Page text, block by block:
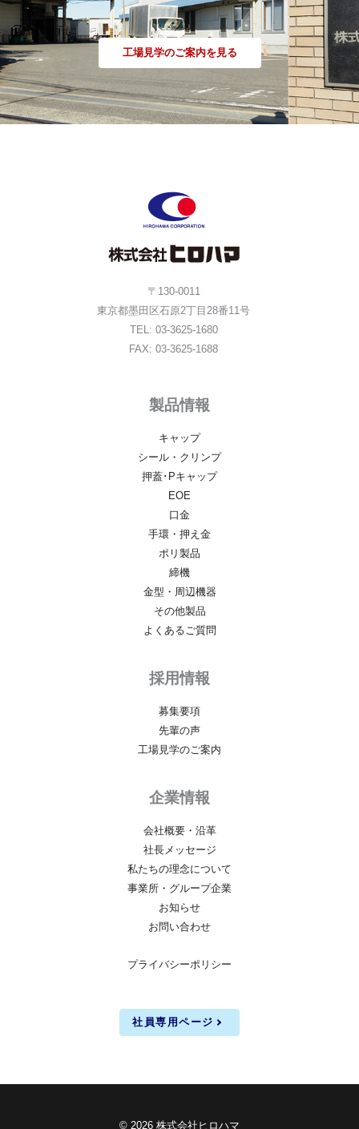
工場見学のご案内を見る
〒130-0011
東京都墨田区石原2丁目28番11号
TEL: 03-3625-1680
FAX: 03-3625-1688
製品情報
キャップ
シール・クリンプ
押蓋･Pキャップ
EOE
口金
手環・押え金
ポリ製品
締機
金型・周辺機器
その他製品
よくあるご質問
採用情報
募集要項
先輩の声
工場見学のご案内
企業情報
会社概要・沿革
社長メッセージ
私たちの理念について
事業所・グループ企業
お知らせ
お問い合わせ
プライバシーポリシー
社員専用ページ
© 2026 株式会社ヒロハマ